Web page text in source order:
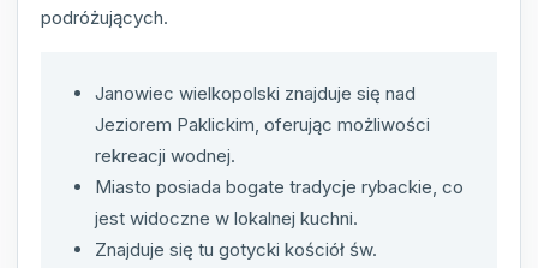
podróżujących.
Janowiec wielkopolski znajduje się nad
Jeziorem Paklickim, oferując możliwości
rekreacji wodnej.
Miasto posiada bogate tradycje rybackie, co
jest widoczne w lokalnej kuchni.
Znajduje się tu gotycki kościół św.